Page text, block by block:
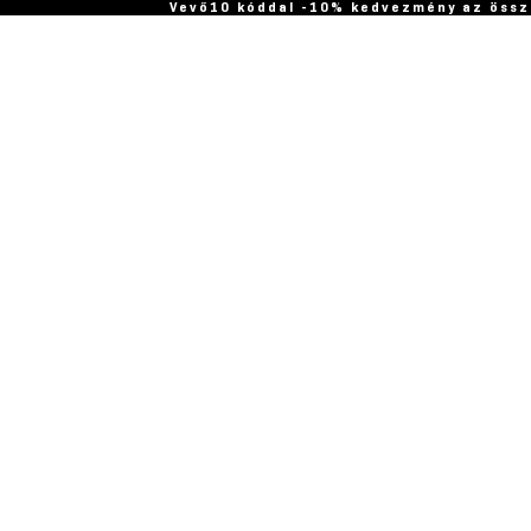
Vevő10 kóddal -10% kedvezmény az